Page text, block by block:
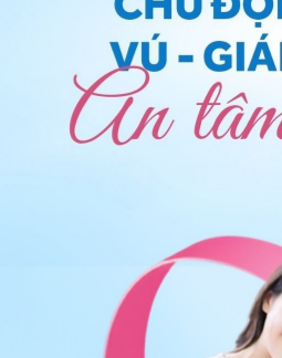
âm đạo là do đâu?
thai là hiện tượng gì?
đâu?
sau sinh
sau sinh
sinh
vui lòng bấm số ,